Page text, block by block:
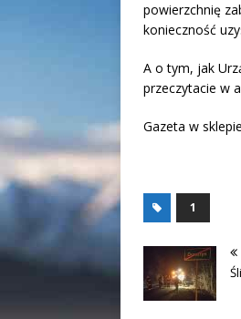
powierzchnię
konieczność
A o tym, jak
przeczytacie w
Gazeta w sklepie
1